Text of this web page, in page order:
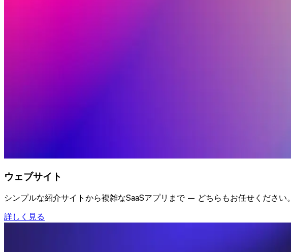
ウェブサイト
シンプルな紹介サイトから複雑なSaaSアプリまで — どちらもお任せください。
詳しく見る